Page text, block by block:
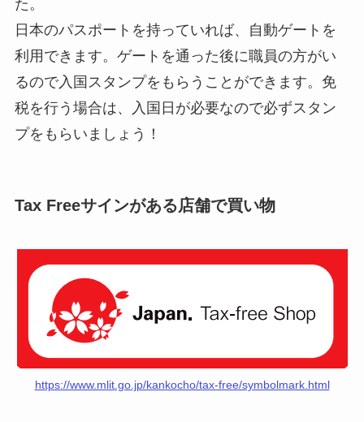
た。
日本のパスポートを持っていれば、自動ゲートを
利用できます。ゲートを通った後に職員の方がい
るので入国スタンプをもらうことができます。免
税を行う場合は、入国日が必要なので必ずスタン
プをもらいましょう！
Tax Freeサインがある店舗で買い物
https://www.mlit.go.jp/kankocho/tax-free/symbolmark.html